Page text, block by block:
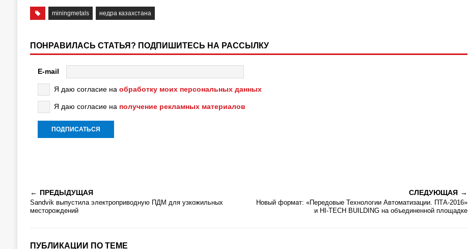
miningmetals недра казахстана
ПОНРАВИЛАСЬ СТАТЬЯ? ПОДПИШИТЕСЬ НА РАССЫЛКУ
E-mail
Я даю согласие на обработку моих персональных данных
Я даю согласие на получение рекламных материалов
ПРЕДЫДУЩАЯ
Sandvik выпустила электроприводную ПДМ для узкожильных
месторождений
СЛЕДУЮЩАЯ
Новый формат: «Передовые Технологии Автоматизации. ПТА-2016»
и HI-TECH BUILDING на объединенной площадке
ПУБЛИКАЦИИ ПО ТЕМЕ